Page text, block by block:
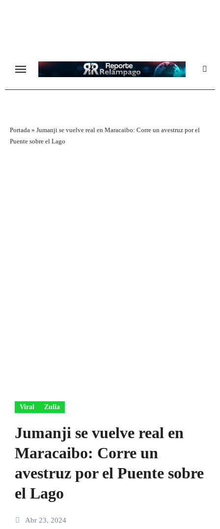
Portada» Jumanji se vuelve real en Maracaibo: Corre un avestruz por el
Puente sobre el Lago
Viral Zulia
Jumanji se vuelve real en
Maracaibo: Corre un
avestruz por el Puente sobre
el Lago
Abr 23, 2024